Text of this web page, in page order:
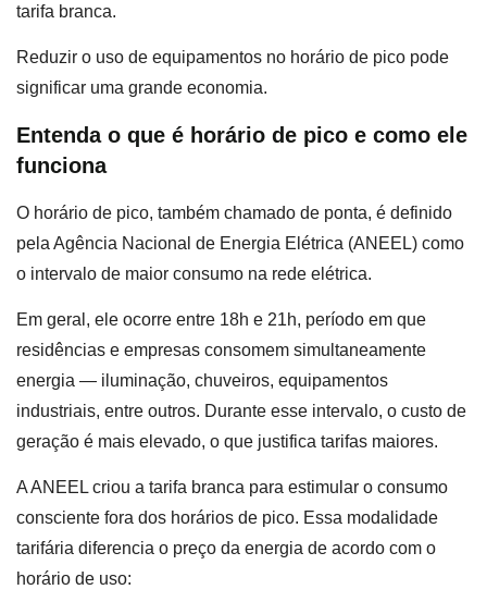
tarifa branca.
Reduzir o uso de equipamentos no horário de pico pode
significar uma grande economia.
Entenda o que é horário de pico e como ele
funciona
O horário de pico, também chamado de ponta, é definido
pela Agência Nacional de Energia Elétrica (ANEEL) como
o intervalo de maior consumo na rede elétrica.
Em geral, ele ocorre entre 18h e 21h, período em que
residências e empresas consomem simultaneamente
energia — iluminação, chuveiros, equipamentos
industriais, entre outros. Durante esse intervalo, o custo de
geração é mais elevado, o que justifica tarifas maiores.
A ANEEL criou a tarifa branca para estimular o consumo
consciente fora dos horários de pico. Essa modalidade
tarifária diferencia o preço da energia de acordo com o
horário de uso: